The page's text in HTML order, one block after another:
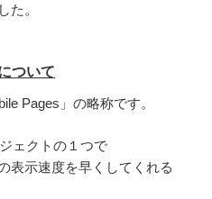
た。
ついて
Pages」の略称です。
ェクトの１つで
表示速度を早くしてくれる